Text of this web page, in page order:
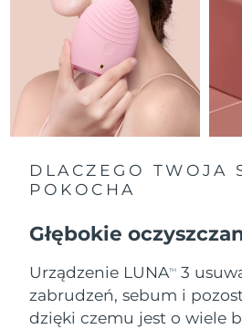
DLACZEGO TWOJA
POKOCHA
Głębokie
Urządzenie LUNATM
3
zabrudzeń, sebum i
dzięki czemu jest o wiele
Holandia
Nowa Zelandia
Filipiny
Polska